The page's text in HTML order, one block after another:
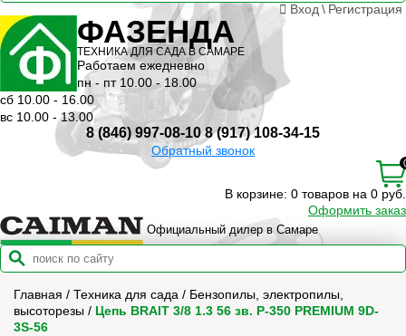
Вход \ Регистрация
ФАЗЕНДА
ТЕХНИКА ДЛЯ САДА В САМАРЕ
Работаем ежедневно
пн - пт 10.00 - 18.00
сб 10.00 - 16.00
вс 10.00 - 13.00
8 (846) 997-08-10 8 (917) 108-34-15
Обратный звонок
В корзине: 0 товаров на 0 руб.
Оформить заказ
Официальный дилер в Самаре
Главная / Техника для сада / Бензопилы, электропилы,
высоторезы / Цепь BRAIT 3/8 1.3 56 зв. Р-350 PREMIUM 9D-
3S-56